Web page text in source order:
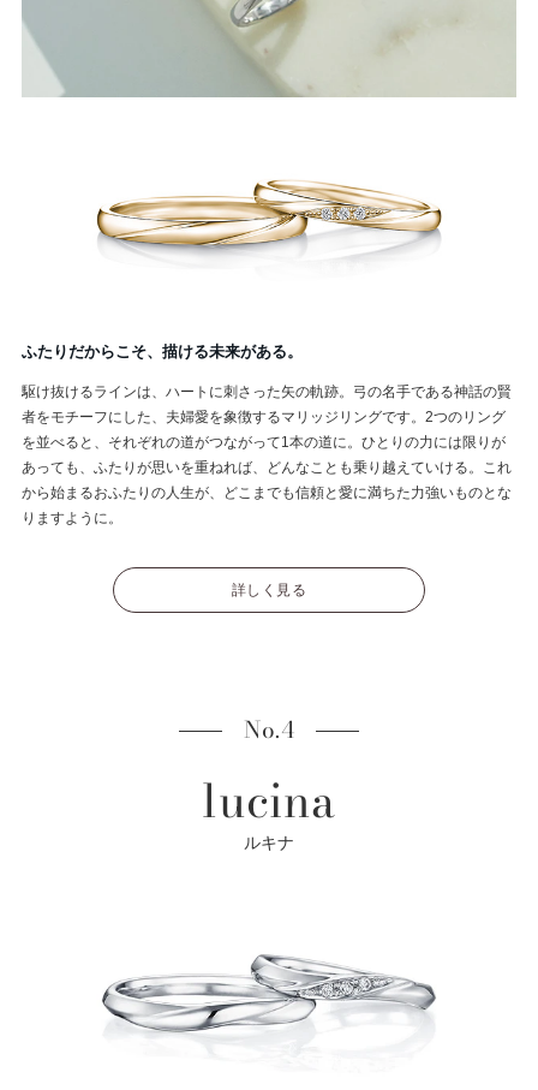
ふたりだからこそ、描ける未来がある。
駆け抜けるラインは、ハートに刺さった矢の軌跡。弓の名手である神話の賢
者をモチーフにした、夫婦愛を象徴するマリッジリングです。2つのリング
を並べると、それぞれの道がつながって1本の道に。ひとりの力には限りが
あっても、ふたりが思いを重ねれば、どんなことも乗り越えていける。これ
から始まるおふたりの人生が、どこまでも信頼と愛に満ちた力強いものとな
りますように。
詳しく見る
No.4
lucina
ルキナ